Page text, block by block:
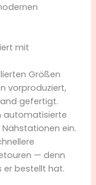
mit
Größen
vorproduziert,
gefertigt.
automatisierte
ein.
— denn
er bestellt hat.